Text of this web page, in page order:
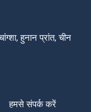
हुनान प्रांत, चीन
हमसे संपर्क करें